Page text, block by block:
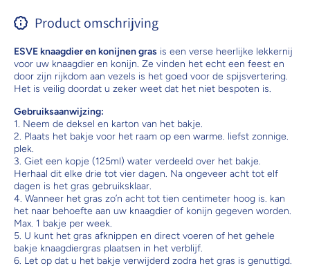
Product omschrijving
ESVE knaagdier en konijnen gras is een verse heerlijke lekkernij
voor uw knaagdier en konijn. Ze vinden het echt een feest en
door zijn rijkdom aan vezels is het goed voor de spijsvertering.
Het is veilig doordat u zeker weet dat het niet bespoten is.
Gebruiksaanwijzing:
1. Neem de deksel en karton van het bakje.
2. Plaats het bakje voor het raam op een warme. liefst zonnige.
plek.
3. Giet een kopje (125ml) water verdeeld over het bakje.
Herhaal dit elke drie tot vier dagen. Na ongeveer acht tot elf
dagen is het gras gebruiksklaar.
4. Wanneer het gras zo’n acht tot tien centimeter hoog is. kan
het naar behoefte aan uw knaagdier of konijn gegeven worden.
Max. 1 bakje per week.
5. U kunt het gras afknippen en direct voeren of het gehele
bakje knaagdiergras plaatsen in het verblijf.
6. Let op dat u het bakje verwijderd zodra het gras is genuttigd.